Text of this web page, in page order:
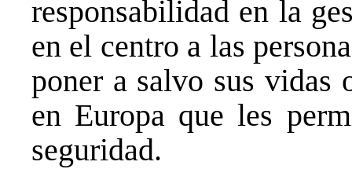
responsabilidad en la
en el centro a las
poner a salvo sus
en Europa que les
seguridad.